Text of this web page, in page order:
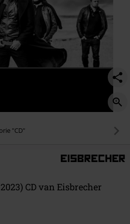
"CD"
CD van Eisbrecher